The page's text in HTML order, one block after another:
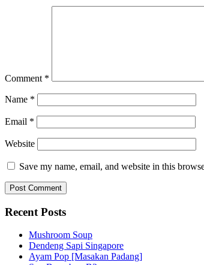
Comment *
Name *
Email *
Website
Save my name, email, and website in this
Recent Posts
Mushroom Soup
Dendeng Sapi Singapore
Ayam Pop [Masakan Padang]